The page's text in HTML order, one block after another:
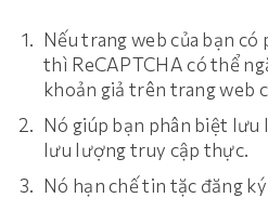
Nếu trang web của bạn có
thì ReCAPTCHA có thể
khoản giả trên trang web
Nó giúp bạn phân biệt
lưu lượng truy cập thực.
Nó hạn chế tin tặc đăng